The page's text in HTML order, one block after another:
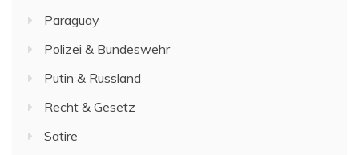
Paraguay
Polizei & Bundeswehr
Putin & Russland
Recht & Gesetz
Satire